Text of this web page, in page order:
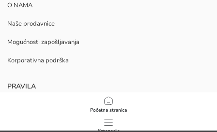
Početna stranica
O NAMA
Naše prodavnice
Mogućnosti zapošljavanja
Korporativna podrška
PRAVILA
Politika privatnosti i sigurnosti podataka
Uvjeti korištenja